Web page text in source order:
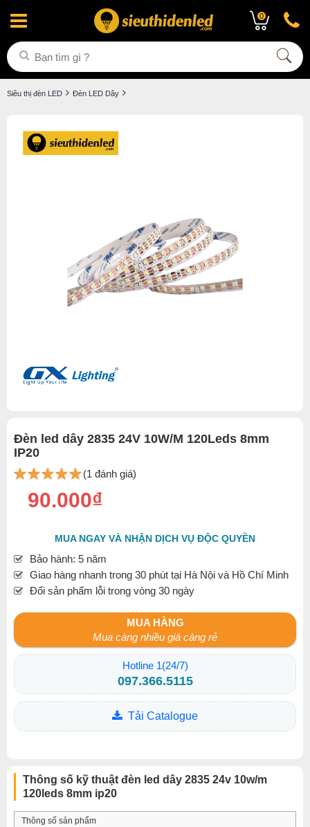
0
Siêu thị đèn LED Đèn LED Dây
Đèn led dây 2835 24V 10W/M 120Leds 8mm
IP20
(1 đánh giá)
90.000₫
MUA NGAY VÀ NHẬN DỊCH VỤ ĐỘC QUYỀN
Bảo hành: 5 năm
Giao hàng nhanh trong 30 phút tại Hà Nội và Hồ Chí Minh
Đổi sản phẩm lỗi trong vòng 30 ngày
MUA HÀNG
Mua càng nhiều giá càng rẻ
Hotline 1(24/7)
097.366.5115
Tải Catalogue
Thông số kỹ thuật đèn led dây 2835 24v 10w/m
120leds 8mm ip20
Thông số sản phẩm